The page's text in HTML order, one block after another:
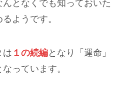
となくでも知っておいた
ようです。
は １の続編となり「運命」
っています。